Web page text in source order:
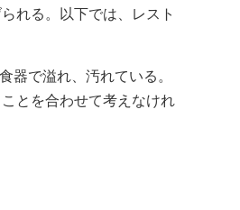
れる。以下では、レスト
器で溢れ、汚れている。
とを合わせて考えなけれ